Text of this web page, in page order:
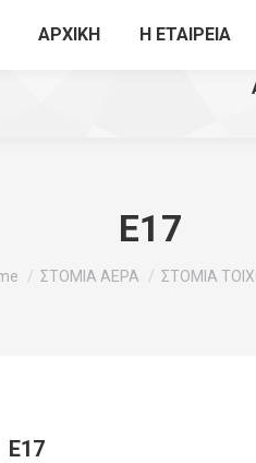
E17
are here:ΣΤΟΜΙΑ ΑΕΡΑ ΣΤΟΜΙΑ
E17
ΑΡΧΙΚΗ Η ΕΤΑΙΡΕΙΑ